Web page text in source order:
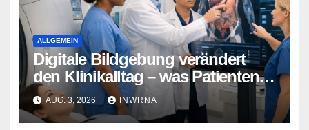
ALLGEMEIN
Digitale Bildgebung verändert
den Klinikalltag – was Patienten
jetzt wissen sollten
AUG. 3, 2026 INWRNA